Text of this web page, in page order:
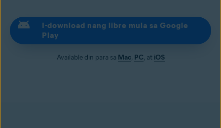
I-download nang libre mula sa Google
Play
Available din para sa Mac, PC, at iOS